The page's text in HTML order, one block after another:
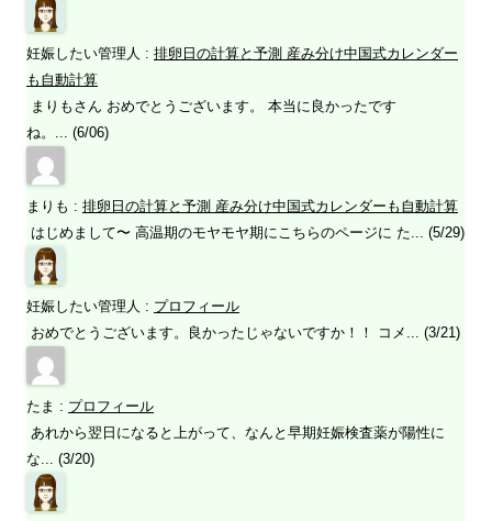
妊娠したい管理人 : 排卵日の計算と予測 産み分け中国式カレンダー
も自動計算
まりもさん おめでとうございます。 本当に良かったです
ね。... (6/06)
まりも : 排卵日の計算と予測 産み分け中国式カレンダーも自動計算
はじめまして〜 高温期のモヤモヤ期にこちらのページに た... (5/29)
妊娠したい管理人 : プロフィール
おめでとうございます。良かったじゃないですか！！ コメ... (3/21)
たま : プロフィール
あれから翌日になると上がって、なんと早期妊娠検査薬が陽性に
な... (3/20)